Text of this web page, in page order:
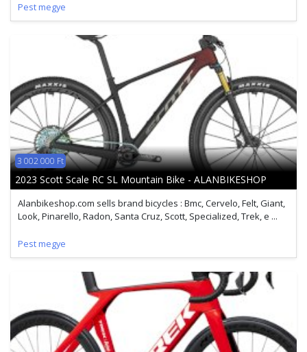
Pest megye
3 002 000 Ft
2023 Scott Scale RC SL Mountain Bike - ALANBIKESHOP
Alanbikeshop.com sells brand bicycles : Bmc, Cervelo, Felt, Giant,
Look, Pinarello, Radon, Santa Cruz, Scott, Specialized, Trek, e ...
Pest megye